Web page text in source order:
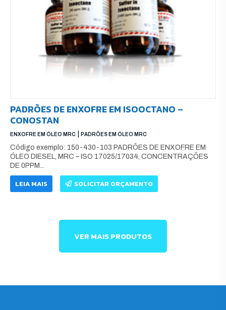
PADRÕES DE ENXOFRE EM ISOOCTANO –
CONOSTAN
ENXOFRE EM ÓLEO MRC PADRÕES EM ÓLEO MRC
Código exemplo: 150-430-103 PADRÕES DE ENXOFRE EM
ÓLEO DIESEL, MRC – ISO 17025/17034, CONCENTRAÇÕES
DE 0PPM...
LEIA MAIS SOLICITAR ORÇAMENTO
VER MAIS PRODUTOS